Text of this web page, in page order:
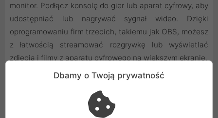
monitor. Podłącz konsolę do gier lub aparat cyfrowy, aby
udostępniać lub nagrywać sygnał wideo. Dzięki
oprogramowaniu firm trzecich, takiemu jak OBS, możesz
z łatwością streamować rozgrywkę lub wyświetlać
zdjęcia i filmy z aparatu cyfrowego na większym ekranie.
Dbamy o Twoją prywatność